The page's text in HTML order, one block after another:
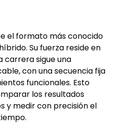
el formato más conocido
Su fuerza reside en
carrera sigue una
con una secuencia fija
funcionales. Esto
los resultados
y medir con precisión el